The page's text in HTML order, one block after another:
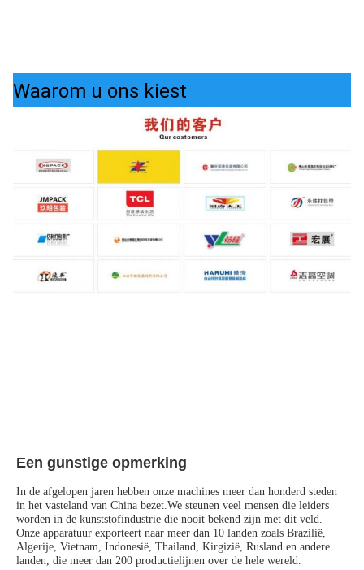
Waarom u ons kiest
Een gunstige opmerking
In de afgelopen jaren hebben onze machines meer dan honderd steden
in het vasteland van China bezet.We steunen veel mensen die leiders
worden in de kunststofindustrie die nooit bekend zijn met dit veld.
Onze apparatuur exporteert naar meer dan 10 landen zoals Brazilië,
Algerije, Vietnam, Indonesië, Thailand, Kirgizië, Rusland en andere
landen, die meer dan 200 productielijnen over de hele wereld.